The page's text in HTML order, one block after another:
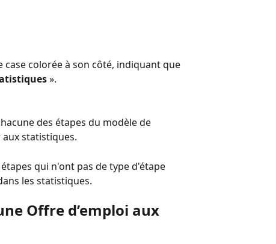
case colorée à son côté, indiquant que
».
des étapes du modèle de
statistiques.
qui n'ont pas de type d'étape
les statistiques.
Offre d’emploi aux